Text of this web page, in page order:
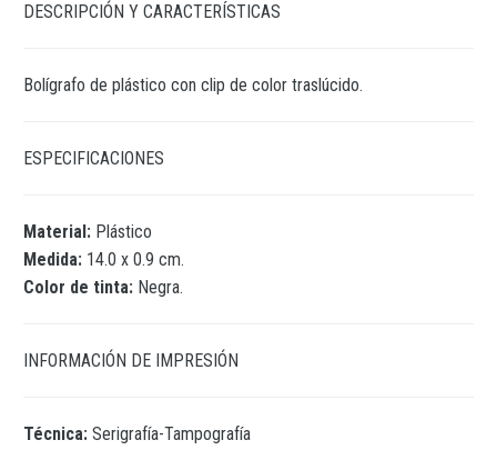
DESCRIPCIÓN Y CARACTERÍSTICAS
Bolígrafo de plástico con clip de color traslúcido.
ESPECIFICACIONES
Material: Plástico
Medida: 14.0 x 0.9 cm.
Color de tinta: Negra.
INFORMACIÓN DE IMPRESIÓN
Técnica: Serigrafía-Tampografía